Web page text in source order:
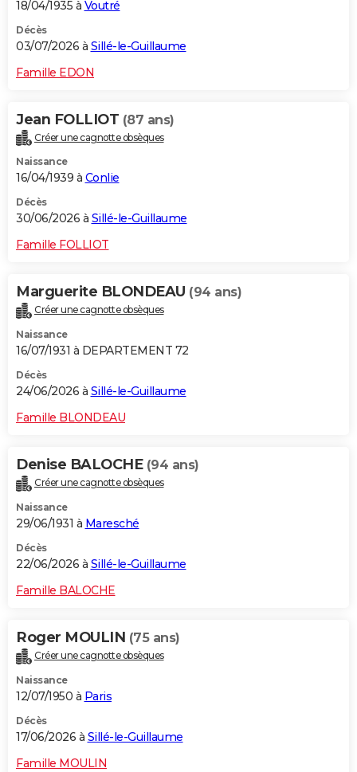
18/04/1935 à Voutré
Décès
03/07/2026 à Sillé-le-Guillaume
Famille EDON
Jean FOLLIOT (87 ans)
Créer une cagnotte obsèques
Naissance
16/04/1939 à Conlie
Décès
30/06/2026 à Sillé-le-Guillaume
Famille FOLLIOT
Marguerite BLONDEAU (94 ans)
Créer une cagnotte obsèques
Naissance
16/07/1931 à DEPARTEMENT 72
Décès
24/06/2026 à Sillé-le-Guillaume
Famille BLONDEAU
Denise BALOCHE (94 ans)
Créer une cagnotte obsèques
Naissance
29/06/1931 à Maresché
Décès
22/06/2026 à Sillé-le-Guillaume
Famille BALOCHE
Roger MOULIN (75 ans)
Créer une cagnotte obsèques
Naissance
12/07/1950 à Paris
Décès
17/06/2026 à Sillé-le-Guillaume
Famille MOULIN